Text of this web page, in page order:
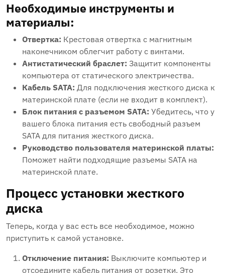
Необходимые инструменты и
материалы:
Отвертка: Крестовая отвертка с магнитным
наконечником облегчит работу с винтами.
Антистатический браслет: Защитит компоненты
компьютера от статического электричества.
Кабель SATA: Для подключения жесткого диска к
материнской плате (если не входит в комплект).
Блок питания с разъемом SATA: Убедитесь‚ что у
вашего блока питания есть свободный разъем
SATA для питания жесткого диска.
Руководство пользователя материнской платы:
Поможет найти подходящие разъемы SATA на
материнской плате.
Процесс установки жесткого
диска
Теперь‚ когда у вас есть все необходимое‚ можно
приступить к самой установке.
Отключение питания: Выключите компьютер и
отсоедините кабель питания от розетки. Это